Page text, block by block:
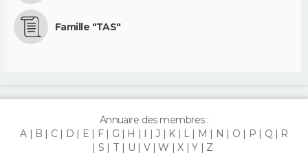
Famille "TAS"
Annuaire des membres :
A
B C D E F G H J K L M N O P Q
R
S
T U V W X Y Z